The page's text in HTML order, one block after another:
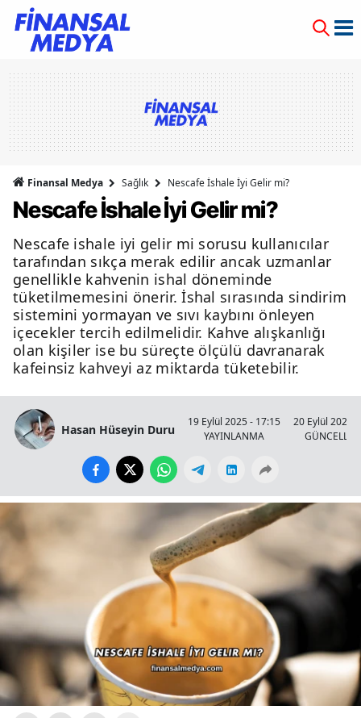
Finansal Medya Sağlık Nescafe İshale İyi Gelir mi?
Nescafe İshale İyi Gelir mi?
Nescafe ishale iyi gelir mi sorusu kullanıcılar
tarafından sıkça merak edilir ancak uzmanlar
genellikle kahvenin ishal döneminde
tüketilmemesini önerir. İshal sırasında sindirim
sistemini yormayan ve sıvı kaybını önleyen
içecekler tercih edilmelidir. Kahve alışkanlığı
olan kişiler ise bu süreçte ölçülü davranarak
kafeinsiz kahveyi az miktarda tüketebilir.
Hasan Hüseyin Duru
19 Eylül 2025 - 17:15
YAYINLANMA
20 Eylül 2025